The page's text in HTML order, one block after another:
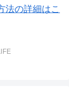
法の詳細はこ